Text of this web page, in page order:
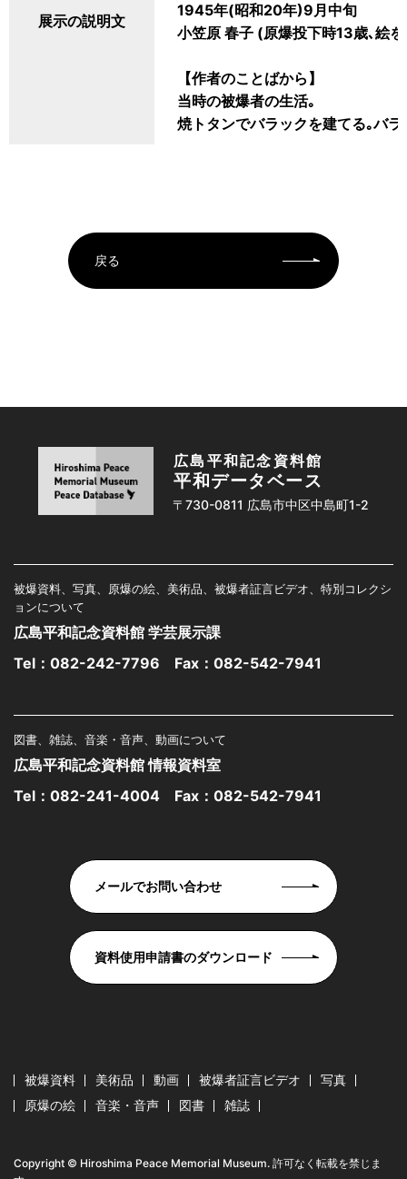
展示の説明文
1945年(昭和20年)9月中旬
小笠原 春子 (原爆投下時13歳､絵
【作者のことばから】
当時の被爆者の生活｡
焼トタンでバラックを建てる｡バ
戻る
広島平和記念資料館
平和データベース
〒730-0811 広島市中区中島町1-2
被爆資料、写真、原爆の絵、美術品、被爆者証言ビデオ、特別コレクシ
ョンについて
広島平和記念資料館 学芸展示課
Tel： 082-242-7796 Fax：082-542-7941
図書、雑誌、音楽・音声、動画について
広島平和記念資料館 情報資料室
Tel： 082-241-4004 Fax：082-542-7941
メールでお問い合わせ
資料使用申請書のダウンロード
被爆資料 美術品 動画 被爆者証言ビデオ
写真
原爆の絵
音楽・音声 図書 雑誌
Copyright © Hiroshima Peace Memorial Museum. 許可なく転載を禁じま